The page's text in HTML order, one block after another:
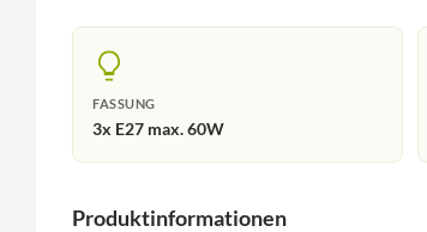
FASSUNG
3x E27 max. 60W
Produktinformationen